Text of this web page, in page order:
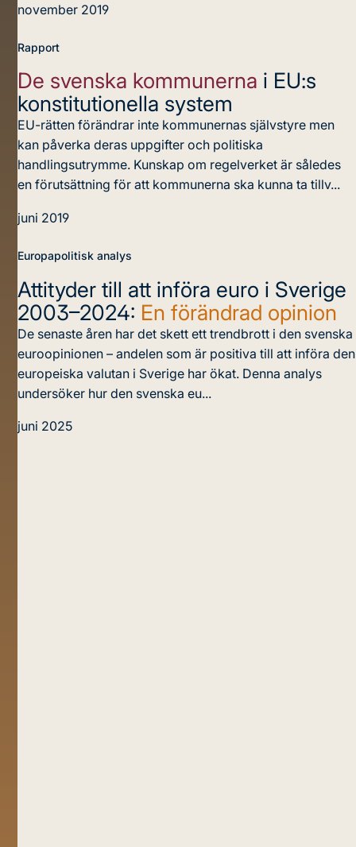
november 2019
Rapport
De svenska kommunerna i EU:s
konstitutionella system
EU-rätten förändrar inte kommunernas självstyre men
kan påverka deras uppgifter och politiska
handlingsutrymme. Kunskap om regelverket är således
en förutsättning för att kommunerna ska kunna ta tillv...
juni 2019
Europapolitisk analys
Attityder till att införa euro i Sverige
2003–2024: En förändrad opinion
De senaste åren har det skett ett trendbrott i den svenska
euroopinionen – andelen som är positiva till att införa den
europeiska valutan i Sverige har ökat. Denna analys
undersöker hur den svenska eu...
juni 2025